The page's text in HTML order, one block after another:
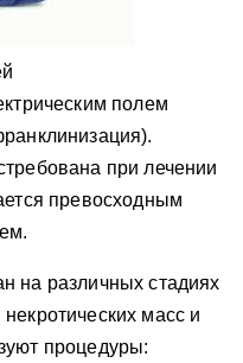
полем
при лечении
превосходным
на различных стадиях
масс и
процедуры: